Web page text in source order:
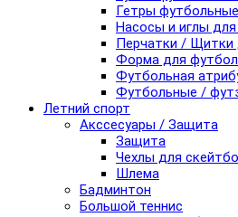
Гетры футбольные
Насосы и иглы
Перчатки / Щитки
Форма для
Футбольная
Футбольные /
Летний спорт
Акссесуары / Защита
Защита
Чехлы для
Шлема
Бадминтон
Большой теннис